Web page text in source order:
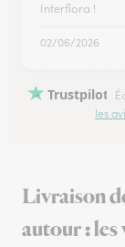
Interflora !
02/06/2026
Trustpilot
les
Livraison
autour : les